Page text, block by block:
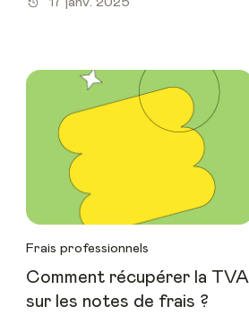
Frais professionnels
Comment récupérer la TVA
sur les notes de frais ?